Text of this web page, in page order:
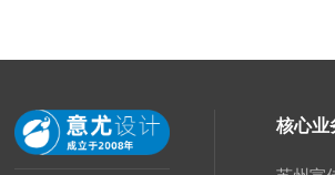
核心业